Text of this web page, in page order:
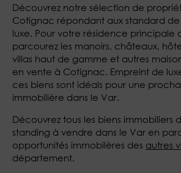
Découvrez notre sélection de
Cotignac répondant aux standard
luxe. Pour votre résidence principale
parcourez les manoirs, châteaux,
villas haut de gamme et autres
en vente à Cotignac. Empreint de
ces biens sont idéals pour une
immobilière dans le Var.
Découvrez tous les biens immobiliers
standing à vendre dans le Var en
opportunités immobilères des autres
département.